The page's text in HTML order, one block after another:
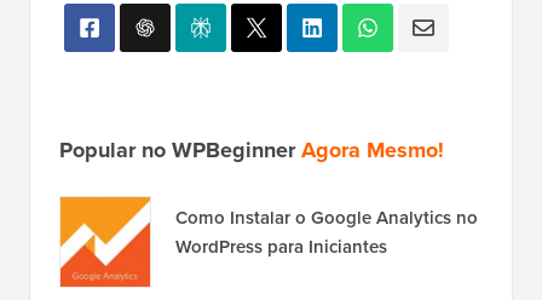
Popular no WPBeginnerAgora Mesmo!
Como Instalar o Google Analytics no
WordPress para Iniciantes